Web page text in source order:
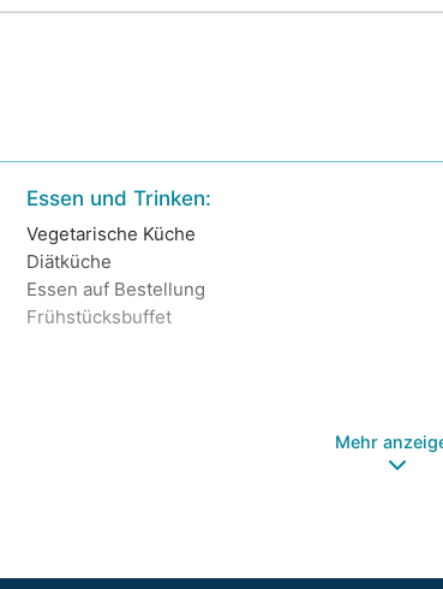
Essen und Trinken:
Vegetarische Küche
Diätküche
Essen auf Bestellung
Frühstücksbuffet
Mehr